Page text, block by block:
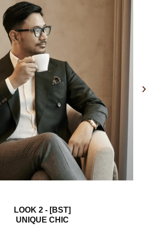
LOOK 2 - [BST]
UNIQUE CHIC